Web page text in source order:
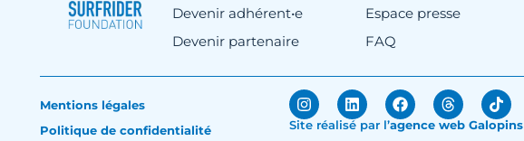
Devenir adhérent•e
Devenir partenaire
Espace presse
FAQ
Mentions légales
Politique de confidentialité
Site réalisé par l’agence web Galopins